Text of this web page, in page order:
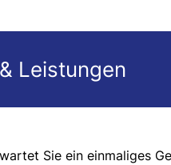
Leistungen
Sie ein einmaliges